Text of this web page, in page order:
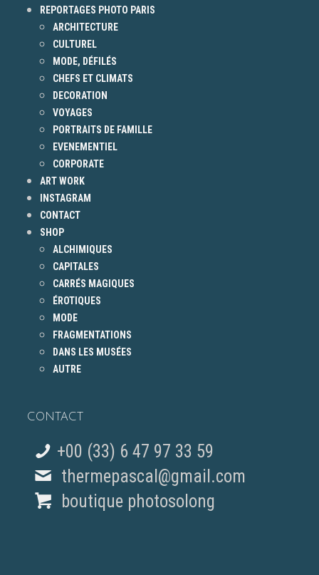
REPORTAGES PHOTO PARIS
ARCHITECTURE
CULTUREL
MODE, DÉFILÉS
CHEFS ET CLIMATS
DECORATION
VOYAGES
PORTRAITS DE FAMILLE
EVENEMENTIEL
CORPORATE
ART WORK
INSTAGRAM
CONTACT
SHOP
ALCHIMIQUES
CAPITALES
CARRÉS MAGIQUES
ÉROTIQUES
MODE
FRAGMENTATIONS
DANS LES MUSÉES
AUTRE
CONTACT
+00 (33) 6 47 97 33 59
thermepascal@gmail.com
boutique photosolong